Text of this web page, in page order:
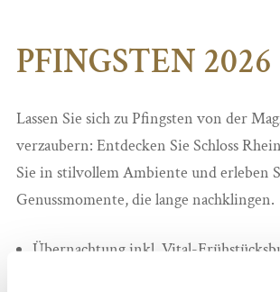
PFINGSTEN 2026
Lassen Sie sich zu Pfingsten von der
verzaubern: Entdecken Sie Schloss
Sie in stilvollem Ambiente und erleben
Genussmomente, die lange nachklingen.
Übernachtung inkl. Vital-
Sekt und Pralinen zur Begrüßung